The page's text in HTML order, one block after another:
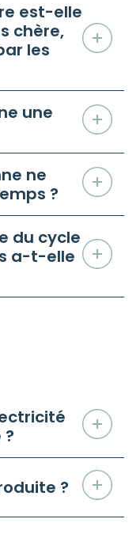
est-elle
chère,
les
une
ne
?
du cycle
a-t-elle
?